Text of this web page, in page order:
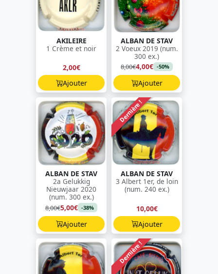
AKILEIRE
1 Crème et noir
2,00€
Ajouter
ALBAN DE STAV
2 Voeux 2019 (num.
300 ex.)
8,00€4,00€ -50%
Ajouter
ALBAN DE STAV
2a Gelukkig
Nieuwjaar 2020
(num. 300 ex.)
8,00€5,00€ -38%
Ajouter
Dernière !
ALBAN DE STAV
3 Albert 1er, de loin
(num. 240 ex.)
10,00€
Ajouter
Dernière !